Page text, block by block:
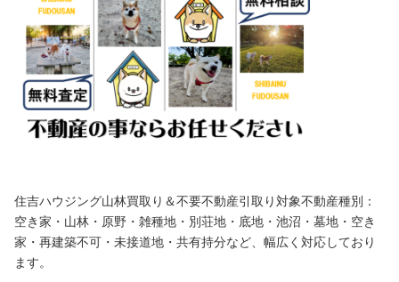
住吉ハウジング山林買取り＆不要不動産引取り対象不動産種別：
空き家・山林・原野・雑種地・別荘地・底地・池沼・墓地・空き
家・再建築不可・未接道地・共有持分など、幅広く対応しており
ます。